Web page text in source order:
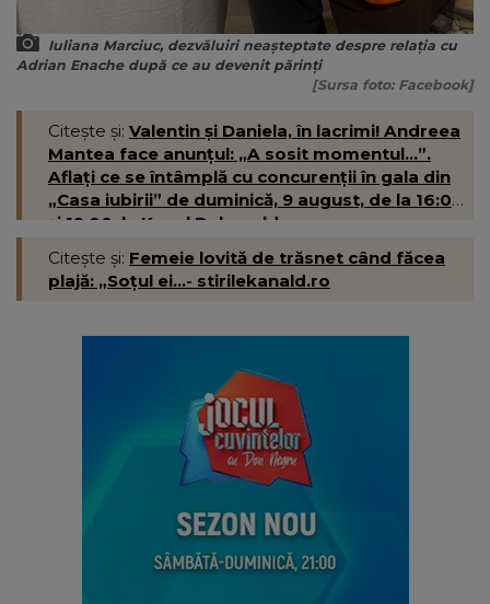
Iuliana Marciuc, dezvăluiri neașteptate despre relația cu
Adrian Enache după ce au devenit părinți
[Sursa foto: Facebook]
Citește și: Valentin și Daniela, în lacrimi! Andreea
Mantea face anunțul: „A sosit momentul...”.
Aflați ce se întâmplă cu concurenții în gala din
„Casa iubirii” de duminică, 9 august, de la 16:00
și 19:00, la Kanal D- kanald.ro
Citește și: Femeie lovită de trăsnet când făcea
plajă: „Soțul ei...- stirilekanald.ro